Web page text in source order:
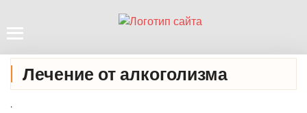
Лечение от алкоголизма
.